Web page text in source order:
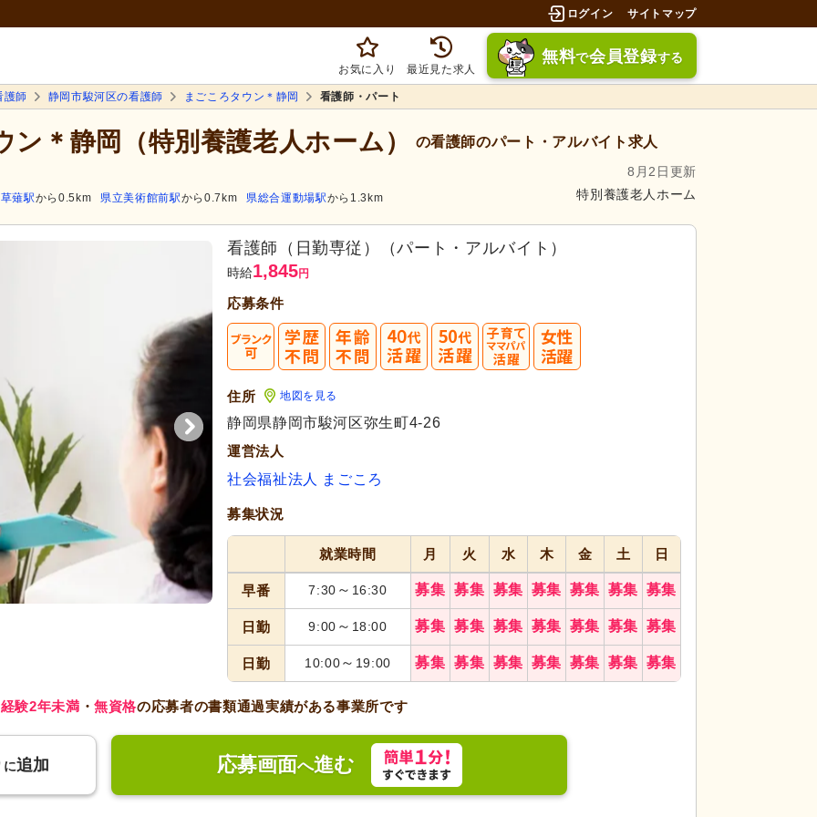
ログイン サイトマップ
お気に入り 最近見た求人
無料で会員登録する
護師 静岡市駿河区の看護師 まごころタウン＊静岡 看護師・パート
＊静岡（特別養護老人ホーム） の看護師のパート・アルバイト求人
8月2日更新
特別養護老人ホーム
草薙駅から0.5km 県立美術館前駅から0.7km 県総合運動場駅から1.3km
看護師（日勤専従）（パート・アルバイト）
時給1,845円
応募条件
住所 地図を見る
静岡県静岡市駿河区弥生町4-26
運営法人
社会福祉法人 まごころ
募集状況
就業時間 月 火 水 木 金 土 日
早番 7:30 ～ 16:30 募集 募集 募集 募集 募集 募集 募集
日勤 9:00 ～ 18:00 募集 募集 募集 募集 募集 募集 募集
日勤 10:00～ 19:00 募集 募集 募集 募集 募集 募集 募集
経験2年未満 ・無資格の応募者の書類通過実績がある事業所です
に追加 応募画面へ進む